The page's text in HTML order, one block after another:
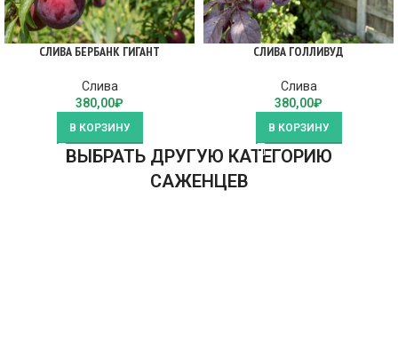
СЛИВА БЕРБАНК ГИГАНТ
Слива
380,00₽
В КОРЗИНУ
СЛИВА ГОЛЛИВУД
Слива
380,00₽
В КОРЗИНУ
ВЫБРАТЬ ДРУГУЮ КАТЕГОРИЮ
САЖЕНЦЕВ